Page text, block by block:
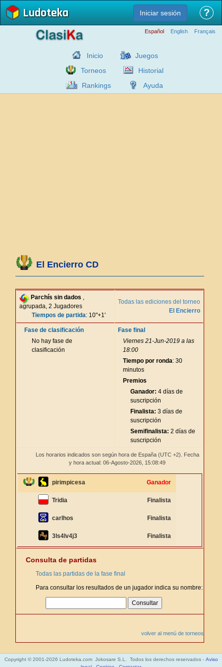
Ludoteka Iniciar sesión ?
Español English Français
Inicio
Juegos
Torneos
Historial
Rankings
Ayuda
El Encierro CD
Parchís sin dados ,
agrupada, 2 Jugadores
Tiempos de partida: 10"+1'
Todas las ediciones del torneo
El Encierro
Fase de clasificación
No hay fase de
clasificación
Fase final
Viernes 21-Jun-2019 a las
18:00
Tiempo por ronda: 30
minutos
Premios
Ganador: 4 días de
suscripción
Finalista: 3 días de
suscripción
Semifinalista: 2 días de
suscripción
Los horarios indicados son según hora de España (UTC +2). Fecha
y hora actual: 06-Agosto-2026, 15:08:49
pirimpicesa Ganador
Tridia Finalista
carlhos Finalista
3ls4lv4j3 Finalista
Consulta de partidas
Todas las partidas de la fase final
Para consultar los resultados de un jugador indica su nombre:
volver al menú de torneos
Copyright © 2001-2026 Ludoteka.com Jokosare S.L. Todos los derechos reservados - Aviso